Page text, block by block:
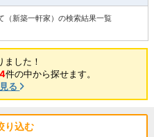
（新築一軒家）の検索結果一覧
ました！
件の中から探せます。
る
り込む